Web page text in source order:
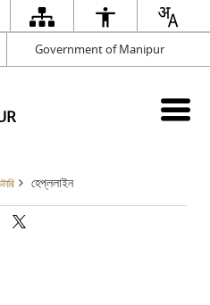
Government of Manipur
হেপ্ললাইন